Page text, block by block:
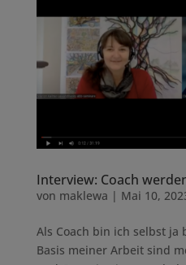
Interview: Coach
von maklewa | Mai 10,
Als Coach bin ich selbst ja
Basis meiner Arbeit sind